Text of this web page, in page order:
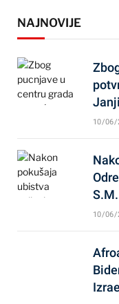
NAJNOVIJE
10/06/
10/06/